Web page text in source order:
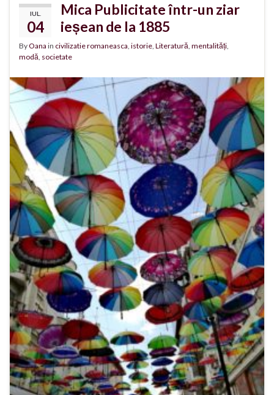
IUL.
04
Mica Publicitate într-un ziar
ieșean de la 1885
ByOana in civilizatie romaneasca, istorie, Literatură, mentalități,
modă, societate